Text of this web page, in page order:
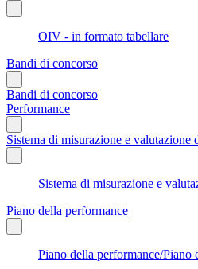
OIV - in formato tabellare
Bandi di concorso
Bandi di concorso
Performance
Sistema di misurazione e valutazione
Sistema di misurazione e
Piano della performance
Piano della performance/Piano